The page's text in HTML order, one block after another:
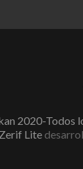
2020-Todos
Zerif Lite